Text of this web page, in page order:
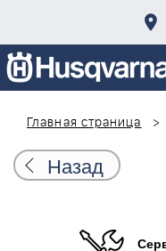
Главная страница
Назад